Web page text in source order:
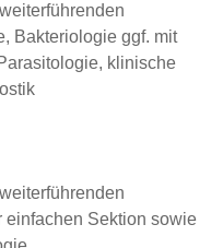
Bakteriologie ggf. mit
klinische
einfachen Sektion sowie